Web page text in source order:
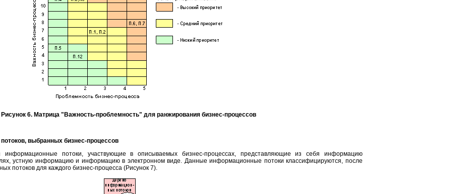
Рисунок 6. Матрица "Важность-проблемность" для ранжирования бизнес-процессов
выбранных бизнес-процессов
потоки, участвующие в описываемых бизнес-процессах, представляющие из себя информацию
устную информацию и информацию в электронном виде. Данные информационные потоки классифицируются, после
потоков для каждого бизнес-процесса (Рисунок 7).